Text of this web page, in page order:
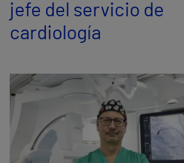
Información útil
jefe del servicio de
cardiología